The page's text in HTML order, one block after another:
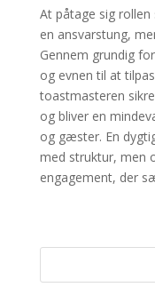
At påtage sig
en ansvarstung,
Gennem grundig
og evnen til at
toastmasteren
og bliver en
og gæster. En
med struktur, men
engagement, der